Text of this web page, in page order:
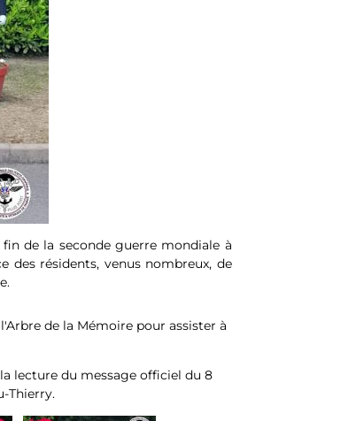
de la seconde guerre mondiale à
des résidents, venus nombreux, de
de la Mémoire pour assister à
lecture du message officiel du 8
Thierry.